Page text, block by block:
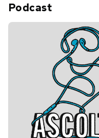
Podcast